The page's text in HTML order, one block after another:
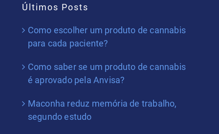
Últimos Posts
Como escolher um produto de cannabis
para cada paciente?
Como saber se um produto de cannabis
é aprovado pela Anvisa?
Maconha reduz memória de trabalho,
segundo estudo